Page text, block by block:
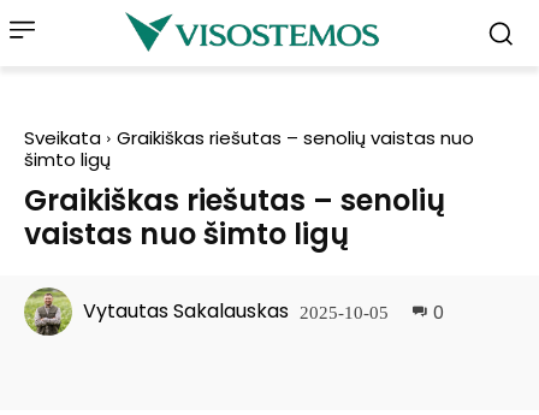
Sveikata
Graikiškas riešutas – senolių vaistas nuo
šimto ligų
Graikiškas riešutas – senolių
vaistas nuo šimto ligų
Vytautas Sakalauskas 2025-10-05 0